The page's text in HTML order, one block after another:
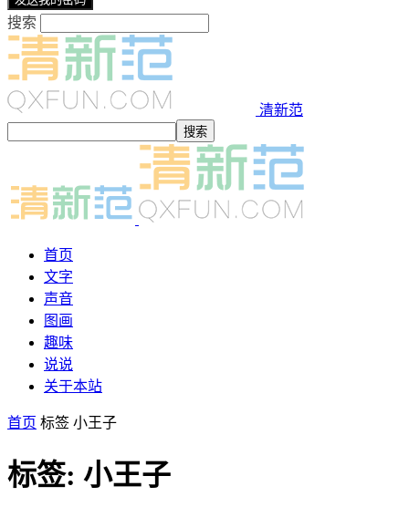
搜索
清新范
首页
文字
声音
图画
趣味
说说
关于本站
首页 标签 小王子
标签: 小王子